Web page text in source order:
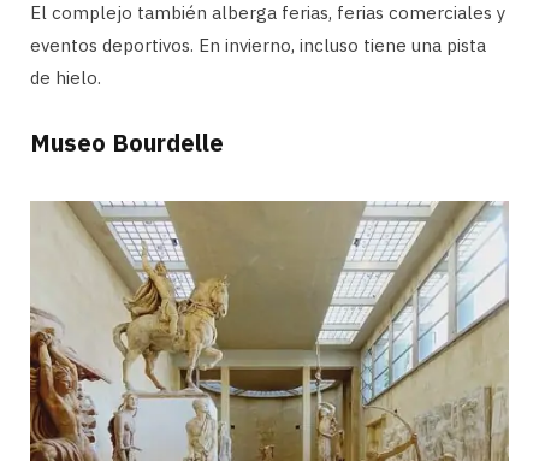
El complejo también alberga ferias, ferias comerciales y
eventos deportivos. En invierno, incluso tiene una pista
de hielo.
Museo Bourdelle